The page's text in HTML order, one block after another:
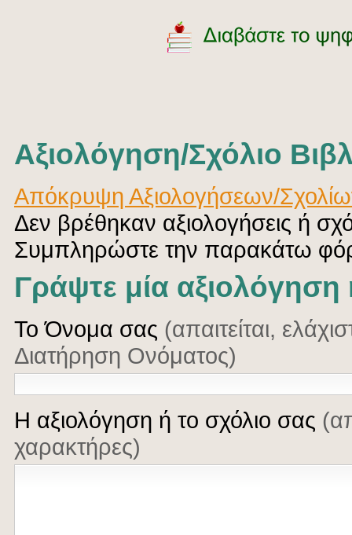
Αξιολόγηση/Σχόλιο
Απόκρυψη Αξιολογήσεων/
Δεν βρέθηκαν αξιολογήσεις ή
Συμπληρώστε την παρακάτω
Γράψτε μία αξιολόγηση
Το Όνομα σας (απαιτείται,
Διατήρηση Ονόματος)
Η αξιολόγηση ή το σχόλιο σας
χαρακτήρες)